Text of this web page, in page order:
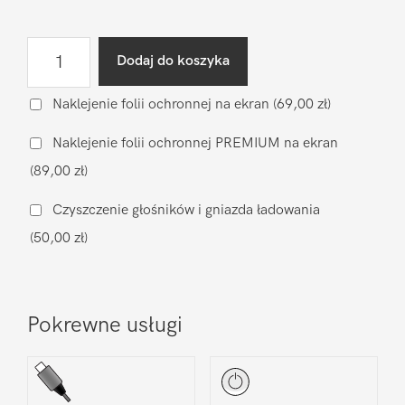
klapki
nowy)
Huawei
P30
Dodaj do koszyka
Naklejenie folii ochronnej na ekran (69,00 zł)
Naklejenie folii ochronnej PREMIUM na ekran
(89,00 zł)
Czyszczenie głośników i gniazda ładowania
(50,00 zł)
Pokrewne usługi